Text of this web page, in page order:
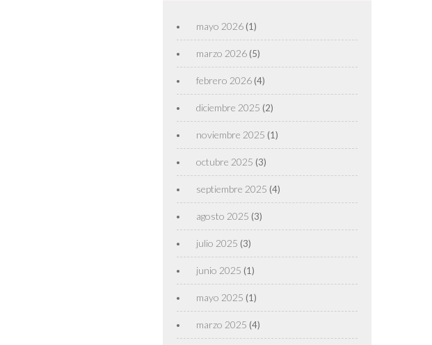
mayo 2026 (1)
marzo 2026 (5)
febrero 2026 (4)
diciembre 2025 (2)
noviembre 2025 (1)
octubre 2025 (3)
septiembre 2025 (4)
agosto 2025 (3)
julio 2025 (3)
junio 2025 (1)
mayo 2025 (1)
marzo 2025 (4)